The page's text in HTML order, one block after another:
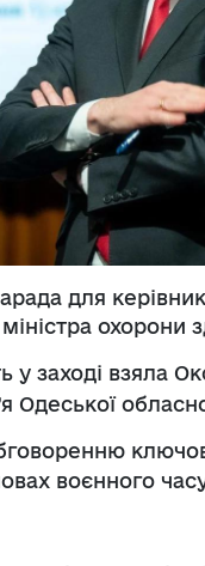
для
охорони
у заході взяла
воєнного